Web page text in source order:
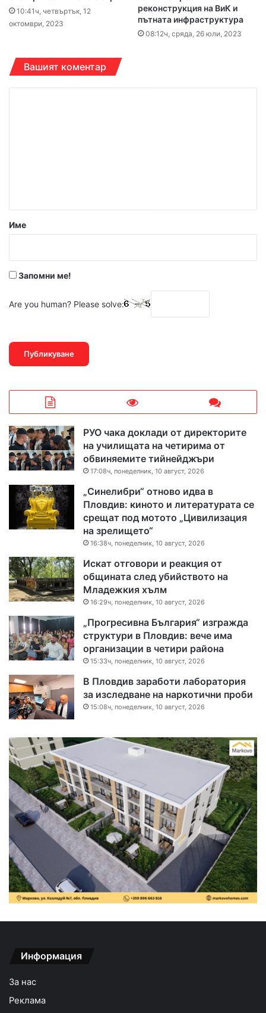
10:41ч, четвъртък, 12
октомври, 2023
реконструкция на ВиК и
пътната инфраструктура
08:12ч, сряда, 26 юли, 2023
Вашият коментар
р
Име
Запомни ме!
Are you human? Please solve:
РУО чака доклади от директорите
на училищата на четирима от
обвиняемите тийнейджъри
17:08ч, понеделник, 10 август, 2026
„Синелибри“ отново идва в
Пловдив: киното и литературата се
срещат под мотото „Цивилизация
на зрелището“
16:38ч, понеделник, 10 август, 2026
Искат отговори и реакция от
общината след убийството на
Младежкия хълм
16:29ч, понеделник, 10 август, 2026
„Прогресивна България“ изгражда
структури в Пловдив: вече има
организации в четири района
15:33ч, понеделник, 10 август, 2026
В Пловдив заработи лаборатория
за изследване на наркотични проби
15:08ч, понеделник, 10 август, 2026
Информация
За нас
Реклама